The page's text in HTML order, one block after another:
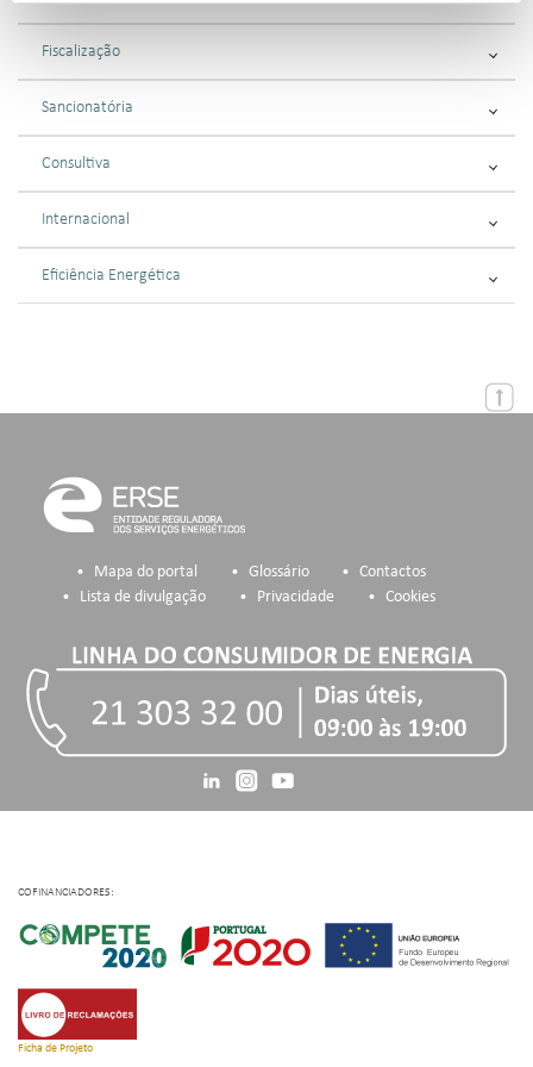
Fiscalização
Sancionatória
Consultiva
Internacional
Eficiência Energética
Mapa do portal Glossário
Contactos
Lista de divulgação
Privacidade Cookies
COFINANCIADORES:
Ficha de Projeto